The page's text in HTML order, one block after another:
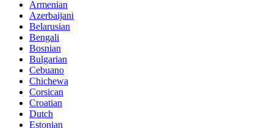
Armenian
Azerbaijani
Belarusian
Bengali
Bosnian
Bulgarian
Cebuano
Chichewa
Corsican
Croatian
Dutch
Estonian